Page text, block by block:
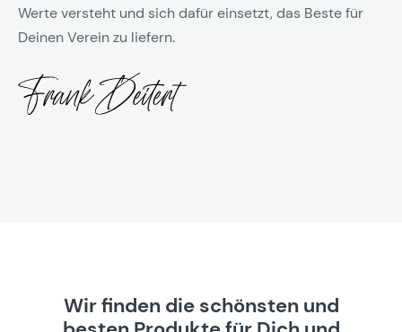
Werte versteht und sich dafür einsetzt, das Beste für
Deinen Verein zu liefern.
Wir finden die schönsten und